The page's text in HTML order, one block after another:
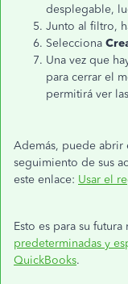
desplegable,
Junto al filtro,
Selecciona
Una vez que
para cerrar el
permitirá ver
Además, puede abrir
seguimiento de sus
este enlace: Usar el
Esto es para su futura
predeterminadas y
QuickBooks.